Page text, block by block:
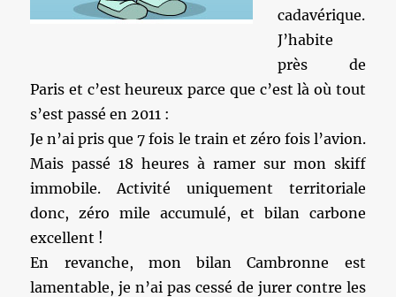
cadavérique.
J’habite
près de
Paris et c’est heureux parce que c’est là où tout
s’est passé en 2011 :
Je n’ai pris que 7 fois le train et zéro fois l’avion.
Mais passé 18 heures à ramer sur mon skiff
immobile. Activité uniquement territoriale
donc, zéro mile accumulé, et bilan carbone
excellent !
En revanche, mon bilan Cambronne est
lamentable, je n’ai pas cessé de jurer contre les